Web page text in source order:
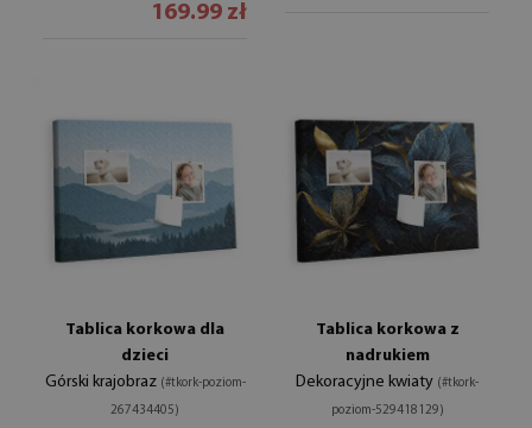
169.99 zł
Tablica korkowa dla
dzieci
Górski krajobraz (#tkork-poziom-
267434405)
Tablica korkowa z
nadrukiem
Dekoracyjne kwiaty (#tkork-
poziom-529418129)